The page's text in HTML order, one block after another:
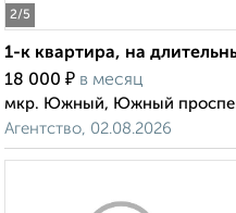
2/5
1-к квартира, на
18 000 ₽ в месяц
мкр. Южный, Южный
Агентство, 02.08.2026